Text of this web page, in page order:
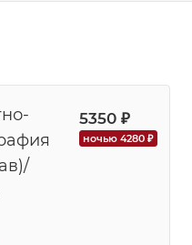
5350 ₽
ночью 4280 ₽